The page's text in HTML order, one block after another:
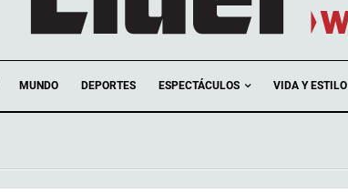
MUNDO DEPORTES ESPECTÁCULOS VIDA Y ESTILO